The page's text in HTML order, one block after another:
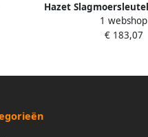
Hazet
9012M ·
[Nm]: 1100 Nm · 1 2
1 webshop
€ 183,07